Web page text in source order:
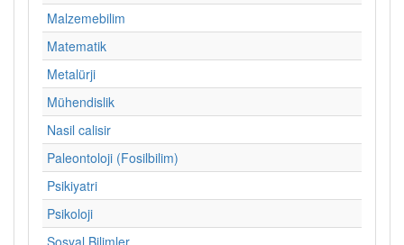
Malzemebilim
Matematik
Metalürji
Mühendislik
Nasil calisir
Paleontoloji (Fosilbilim)
Psikiyatri
Psikoloji
Sosyal Bilimler